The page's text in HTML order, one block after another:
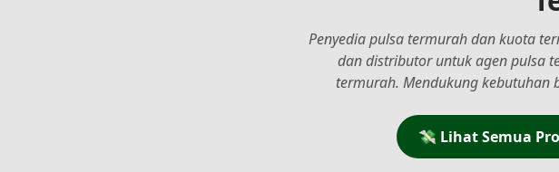
Penyedia pulsa termurah dan kuota
dan distributor untuk agen pulsa
termurah. Mendukung kebutuhan
💸 Lihat Semua